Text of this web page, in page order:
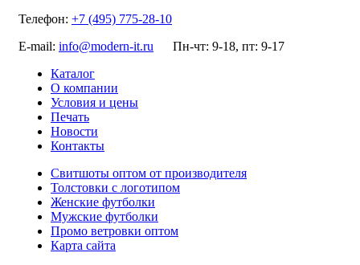
Телефон: +7 (495) 775-28-10
E-mail: info@modern-it.ru
Пн-чт: 9-18, пт: 9-17
Каталог
О компании
Условия и цены
Печать
Новости
Контакты
Свитшоты оптом от производителя
Толстовки с логотипом
Женские футболки
Мужские футболки
Промо ветровки оптом
Карта сайта